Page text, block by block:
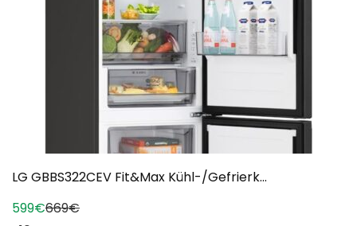
LG GBBS322CEV Fit&Max Kühl-/Gefrierk...
599€669€